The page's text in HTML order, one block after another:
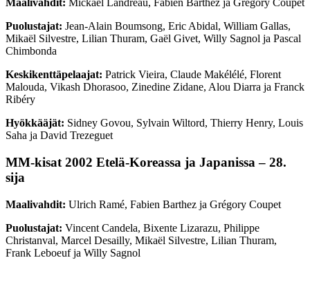
Maalivahdit: Mickaël Landreau, Fabien Barthez ja Grégory Coupet
Puolustajat: Jean-Alain Boumsong, Eric Abidal, William Gallas,
Mikaël Silvestre, Lilian Thuram, Gaël Givet, Willy Sagnol ja Pascal
Chimbonda
Keskikenttäpelaajat: Patrick Vieira, Claude Makélélé, Florent
Malouda, Vikash Dhorasoo, Zinedine Zidane, Alou Diarra ja Franck
Ribéry
Hyökkääjät: Sidney Govou, Sylvain Wiltord, Thierry Henry, Louis
Saha ja David Trezeguet
MM-kisat 2002 Etelä-Koreassa ja Japanissa – 28.
sija
Maalivahdit: Ulrich Ramé, Fabien Barthez ja Grégory Coupet
Puolustajat: Vincent Candela, Bixente Lizarazu, Philippe
Christanval, Marcel Desailly, Mikaël Silvestre, Lilian Thuram,
Frank Leboeuf ja Willy Sagnol